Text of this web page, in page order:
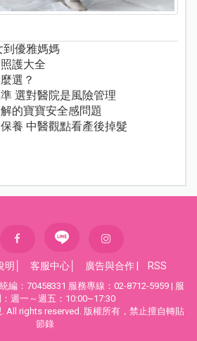
到優雅媽媽
護大全
選？
選對醫院是風險管理
的寶寶安全感問題
養 中醫觀點看產後掉髮
明 客服中心 廣告與合作 RSS
編：70458331 服務專線：02-8712-5959 | 服
週一～週五：10:00~17:30
All rights reserved. 版權所有，禁止擅自轉貼
節錄